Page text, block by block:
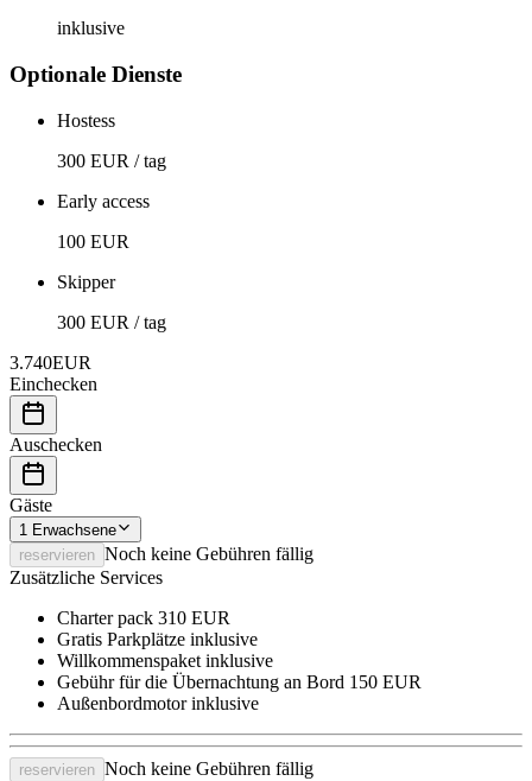
inklusive
Optionale Dienste
Hostess
300 EUR / tag
Early access
100 EUR
Skipper
300 EUR / tag
3.740EUR
Einchecken
Auschecken
Gäste
1 Erwachsene
reservieren Noch keine Gebühren fällig
Zusätzliche Services
Charter pack 310 EUR
Gratis Parkplätze inklusive
Willkommenspaket inklusive
Gebühr für die Übernachtung an Bord 150 EUR
Außenbordmotorinklusive
reservieren Noch keine Gebühren fällig